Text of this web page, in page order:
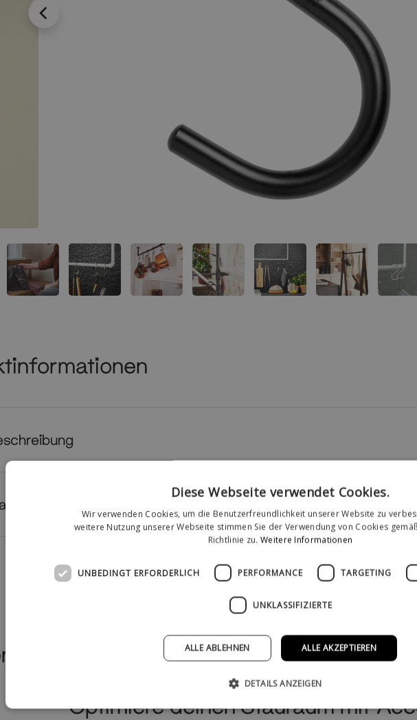
auch das gekauft
Optimiere deinen Stauraum mit
Diese Webseite verwendet Cookies.
Wir verwenden Cookies, um die Benutzerfreundlichkeit unserer Website zu
weitere Nutzung unserer Webseite stimmen Sie der Verwendung von Cookies
Richtlinie zu.Weitere Informationen
UNBEDINGT ERFORDERLICH PERFORMANCE TARGETING
UNKLASSIFIZIERTE
ALLE AKZEPTIEREN
ALLE ABLEHNEN
DETAILS ANZEIGEN